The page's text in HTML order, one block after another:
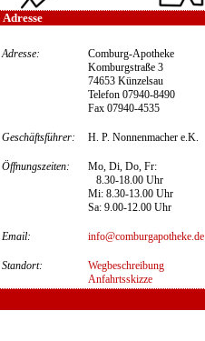
Adresse
Adresse:
Comburg-Apotheke
Komburgstraße 3
74653 Künzelsau
Telefon 07940-8490
Fax 07940-4535
Geschäftsführer: H. P. Nonnenmacher e.K.
Öffnungszeiten:
Mo, Di, Do, Fr:
8.30-18.00 Uhr
Mi: 8.30-13.00 Uhr
Sa: 9.00-12.00 Uhr
Email: info@comburgapotheke.de
Standort:
Wegbeschreibung
Anfahrtsskizze